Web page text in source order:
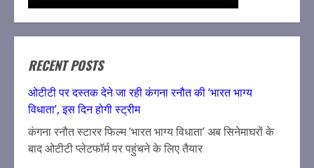
RECENT POSTS
ओटीटी पर दस्तक देने जा रही कंगना रनौत की ‘भारत भाग्य
विधाता’, इस दिन होगी स्ट्रीम
कंगना रनौत स्टारर फिल्म ‘भारत भाग्य विधाता’ अब सिनेमाघरों के
बाद ओटीटी प्लेटफॉर्म पर पहुंचने के लिए तैयार